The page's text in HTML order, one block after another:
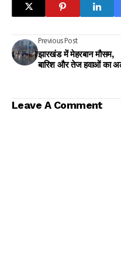
Previous Post
झारखंड में मेहरबान मौसम,
बारिश और तेज हवाओं का
Leave A Comment